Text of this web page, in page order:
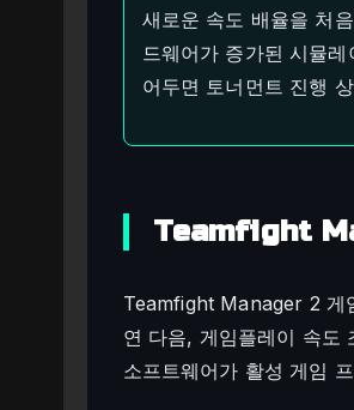
새로운 속도 배율을 처
드웨어가 증가된 시뮬
어두면 토너먼트 진행
Teamfight
Teamfight Manager 2 게
연 다음, 게임플레이 속도
소프트웨어가 활성 게임